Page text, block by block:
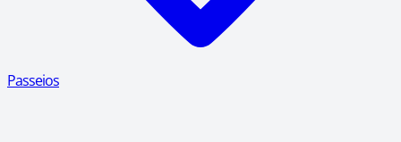
Passeios